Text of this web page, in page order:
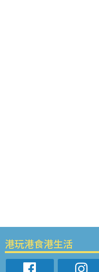
港玩港食港生活